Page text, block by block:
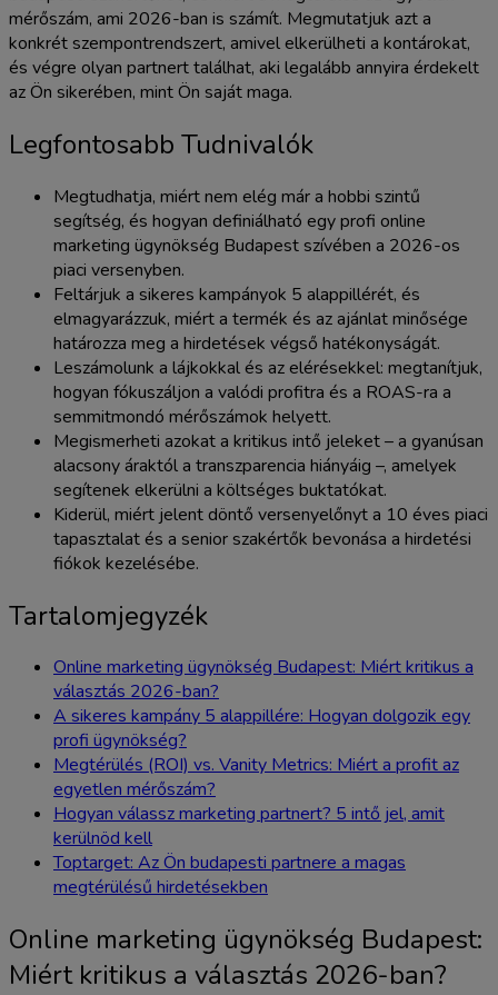
mérőszám, ami 2026-ban is számít. Megmutatjuk azt a
konkrét szempontrendszert, amivel elkerülheti a kontárokat,
és végre olyan partnert találhat, aki legalább annyira érdekelt
az Ön sikerében, mint Ön saját maga.
Legfontosabb Tudnivalók
Megtudhatja, miért nem elég már a hobbi szintű
segítség, és hogyan definiálható egy profi online
marketing ügynökség Budapest szívében a 2026-os
piaci versenyben.
Feltárjuk a sikeres kampányok 5 alappillérét, és
elmagyarázzuk, miért a termék és az ajánlat minősége
határozza meg a hirdetések végső hatékonyságát.
Leszámolunk a lájkokkal és az elérésekkel: megtanítjuk,
hogyan fókuszáljon a valódi profitra és a ROAS-ra a
semmitmondó mérőszámok helyett.
Megismerheti azokat a kritikus intő jeleket – a gyanúsan
alacsony áraktól a transzparencia hiányáig –, amelyek
segítenek elkerülni a költséges buktatókat.
Kiderül, miért jelent döntő versenyelőnyt a 10 éves piaci
tapasztalat és a senior szakértők bevonása a hirdetési
fiókok kezelésébe.
Tartalomjegyzék
Online marketing ügynökség Budapest: Miért kritikus a
választás 2026-ban?
A sikeres kampány 5 alappillére: Hogyan dolgozik egy
profi ügynökség?
Megtérülés (ROI) vs. Vanity Metrics: Miért a profit az
egyetlen mérőszám?
Hogyan válassz marketing partnert? 5 intő jel, amit
kerülnöd kell
Toptarget: Az Ön budapesti partnere a magas
megtérülésű hirdetésekben
Online marketing ügynökség Budapest:
Miért kritikus a választás 2026-ban?